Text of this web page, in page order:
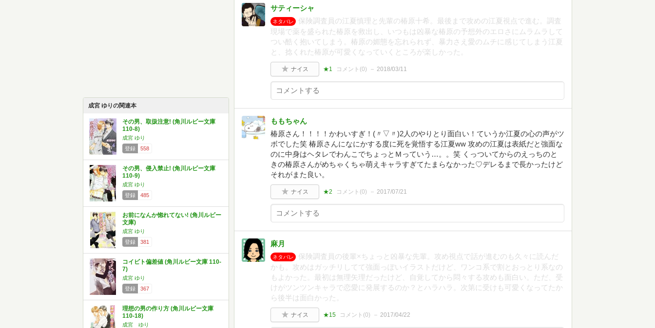
成宮 ゆりの関連本
その男、取扱注意! (角川ルビー文庫
110-8)
成宮 ゆり
登録
558
その男、侵入禁止! (角川ルビー文庫
110-9)
成宮 ゆり
登録
485
お前になんか惚れてない! (角川ルビー
文庫)
成宮 ゆり
登録
381
コイビト偏差値 (角川ルビー文庫 110-
7)
成宮 ゆり
登録
367
理想の男の作り方 (角川ルビー文庫
110-18)
成宮 ゆり
サティーシャ
ネタバレ
保険調査員の江夏慎理と先輩の椿原十希。最後まで攻めの江夏視点で進む。調査
現場で薬を盛られた椿原を救出し、いつもは凶暴な椿原の予想外のエロさにムラムラして
つい酷く抱いてしまう。椿原の媚態を忘れられず、暴力さえ愛のムチに感じてしまう江夏
と、捻くれた椿原が可愛くなっていくところが楽しかった。
ナイス ★1 コメント(0) 2018/03/11
ももちゃん
椿原さん！！！！かわいすぎ！(〃▽〃)2人のやりとり面白い！ていうか江夏の心の声がツ
ボでした笑 椿原さんになにかする度に死を覚悟する江夏ww 攻めの江夏は表紙だと強面な
のに中身はヘタレでわんこでちょっとＭっていう…。。笑 くっついてからのえっちのと
きの椿原さんがめちゃくちゃ萌えキャラすぎてたまらなかった♡デレるまで長かったけど
それがまた良い。
ナイス ★2 コメント(0) 2017/07/21
麻月
ネタバレ
保険調査員の後輩×ちょっと凶暴な先輩。攻め視点で話が進むのも久々に読んだ
かも。攻めはガッチリしてて強面っぽいイラストだけど、ワンコ系で割とおっとり系なの
もよかった。最初は無理矢理だったけど、自覚してから悶々する攻めも面白い。ただ、受
けがツンツンキャラで恋愛に発展するのか？とハラハラ。次第に受けも可愛くなってたか
ら後半は面白かった。
ナイス ★15 コメント(0) 2017/04/22